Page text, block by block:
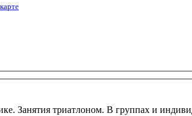
Занятия триатлоном. В группах и